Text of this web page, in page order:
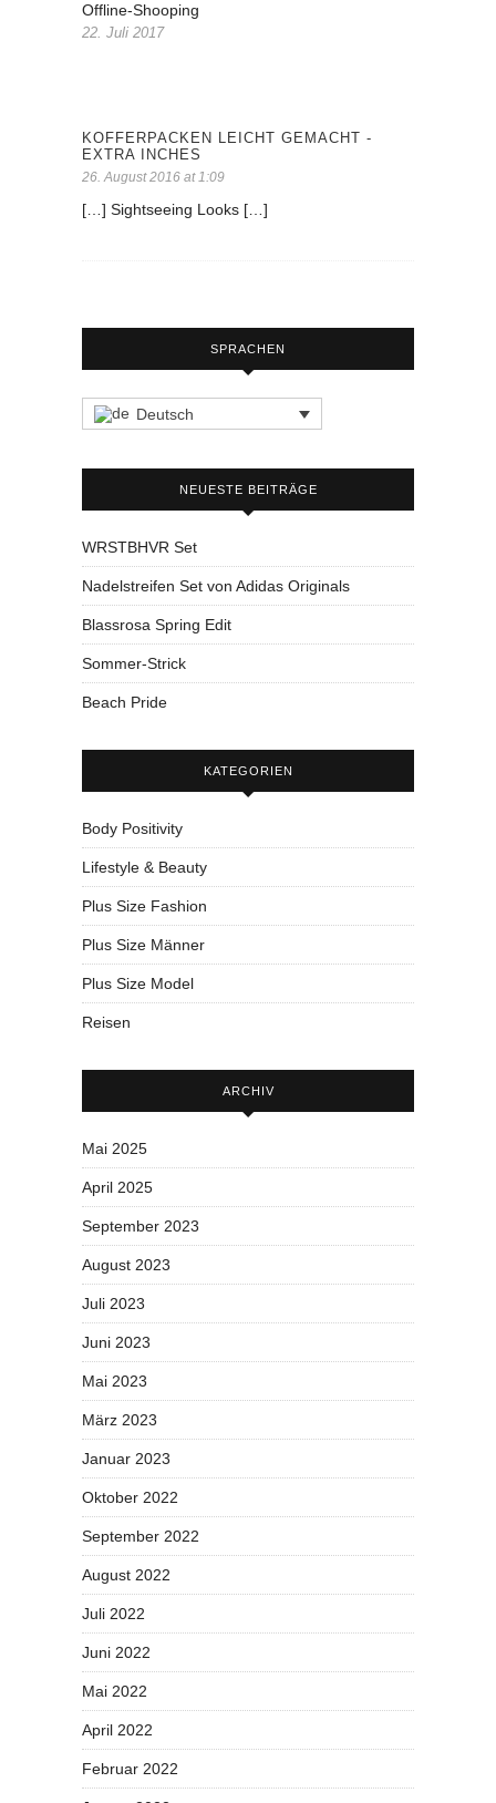
Offline-Shooping
22. Juli 2017
KOFFERPACKEN LEICHT GEMACHT -
EXTRA INCHES
26. August 2016 at 1:09
[…] Sightseeing Looks […]
SPRACHEN
Deutsch
NEUESTE BEITRÄGE
WRSTBHVR Set
Nadelstreifen Set von Adidas Originals
Blassrosa Spring Edit
Sommer-Strick
Beach Pride
KATEGORIEN
Body Positivity
Lifestyle & Beauty
Plus Size Fashion
Plus Size Männer
Plus Size Model
Reisen
ARCHIV
Mai 2025
April 2025
September 2023
August 2023
Juli 2023
Juni 2023
Mai 2023
März 2023
Januar 2023
Oktober 2022
September 2022
August 2022
Juli 2022
Juni 2022
Mai 2022
April 2022
Februar 2022